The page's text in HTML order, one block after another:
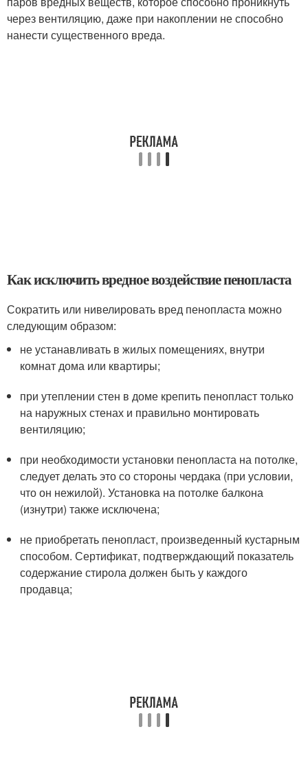
через вентиляцию, даже при накоплении не способно
нанести существенного вреда.
Как исключить вредное воздействие пенопласта
Сократить или нивелировать вред пенопласта можно
следующим образом:
не устанавливать в жилых помещениях, внутри
комнат дома или квартиры;
при утеплении стен в доме крепить пенопласт только
на наружных стенах и правильно монтировать
вентиляцию;
при необходимости установки пенопласта на потолке,
следует делать это со стороны чердака (при условии,
что он нежилой). Установка на потолке балкона
(изнутри) также исключена;
не приобретать пенопласт, произведенный кустарным
способом. Сертификат, подтверждающий показатель
содержание стирола должен быть у каждого
продавца;